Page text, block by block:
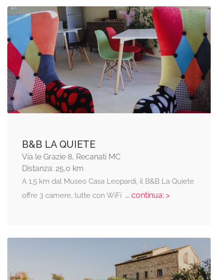
B&B LA QUIETE
Via le Grazie 8, Recanati MC
Distanza: 25,0 km
A 1,5 km dal Museo Casa Leopardi, il B&B La Quiete
offre 3 camere, tutte con WiFi ... continua: >